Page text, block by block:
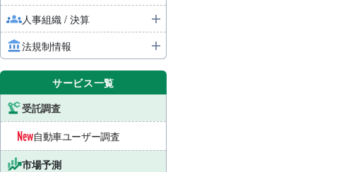
人事組織 / 決算
法規制情報
サービス一覧
受託調査
自動車ユーザー調査
市場予測